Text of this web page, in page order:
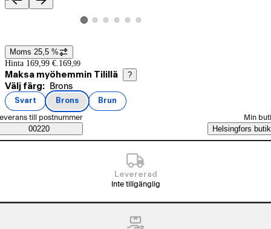
Produktbilder och videor
Visa produktbild 1
Visa produktbild 2
Visa produktbild 3
Visa produktbild 4
Visa produktbild 5
Visa produktbild 6
Prisinformation
Moms 25,5 %
Hinta 169,99 €. 169,99
Maksa myöhemmin Tilillä ?
Produktvarianter
Välj färg: Nuvarande val Brons
Brons
Svart
(färg)
Brons
(färg)
Brun
(färg
Saatavuustiedot
beställningssätt
till postnummer
00220
Min
Helsingfors butik
Levererad
Inte tillgänglig